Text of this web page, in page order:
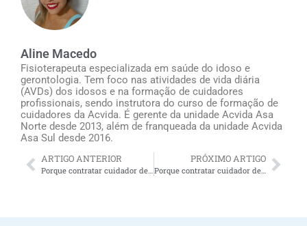
Aline Macedo
Fisioterapeuta especializada em saúde do idoso e
gerontologia. Tem foco nas atividades de vida diária
(AVDs) dos idosos e na formação de cuidadores
profissionais, sendo instrutora do curso de formação de
cuidadores da Acvida. É gerente da unidade Acvida Asa
Norte desde 2013, além de franqueada da unidade Acvida
Asa Sul desde 2016.
ARTIGO ANTERIOR
Porque contratar cuidador de idoso em Olinda oferece alívio para os familiares do idoso
PRÓXIMO ARTIGO
Porque contratar cuidador de idoso Florianópolis SC oferece alívio para os familiares do idoso